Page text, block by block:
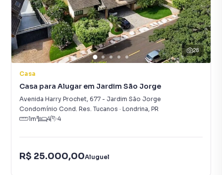
28
Casa
Casa para Alugar em Jardim São Jorge
Avenida Harry Prochet, 677 - Jardim São Jorge
Condomínio Cond. Res. Tucanos · Londrina, PR
1m² 4 4
R$ 25.000,00Aluguel